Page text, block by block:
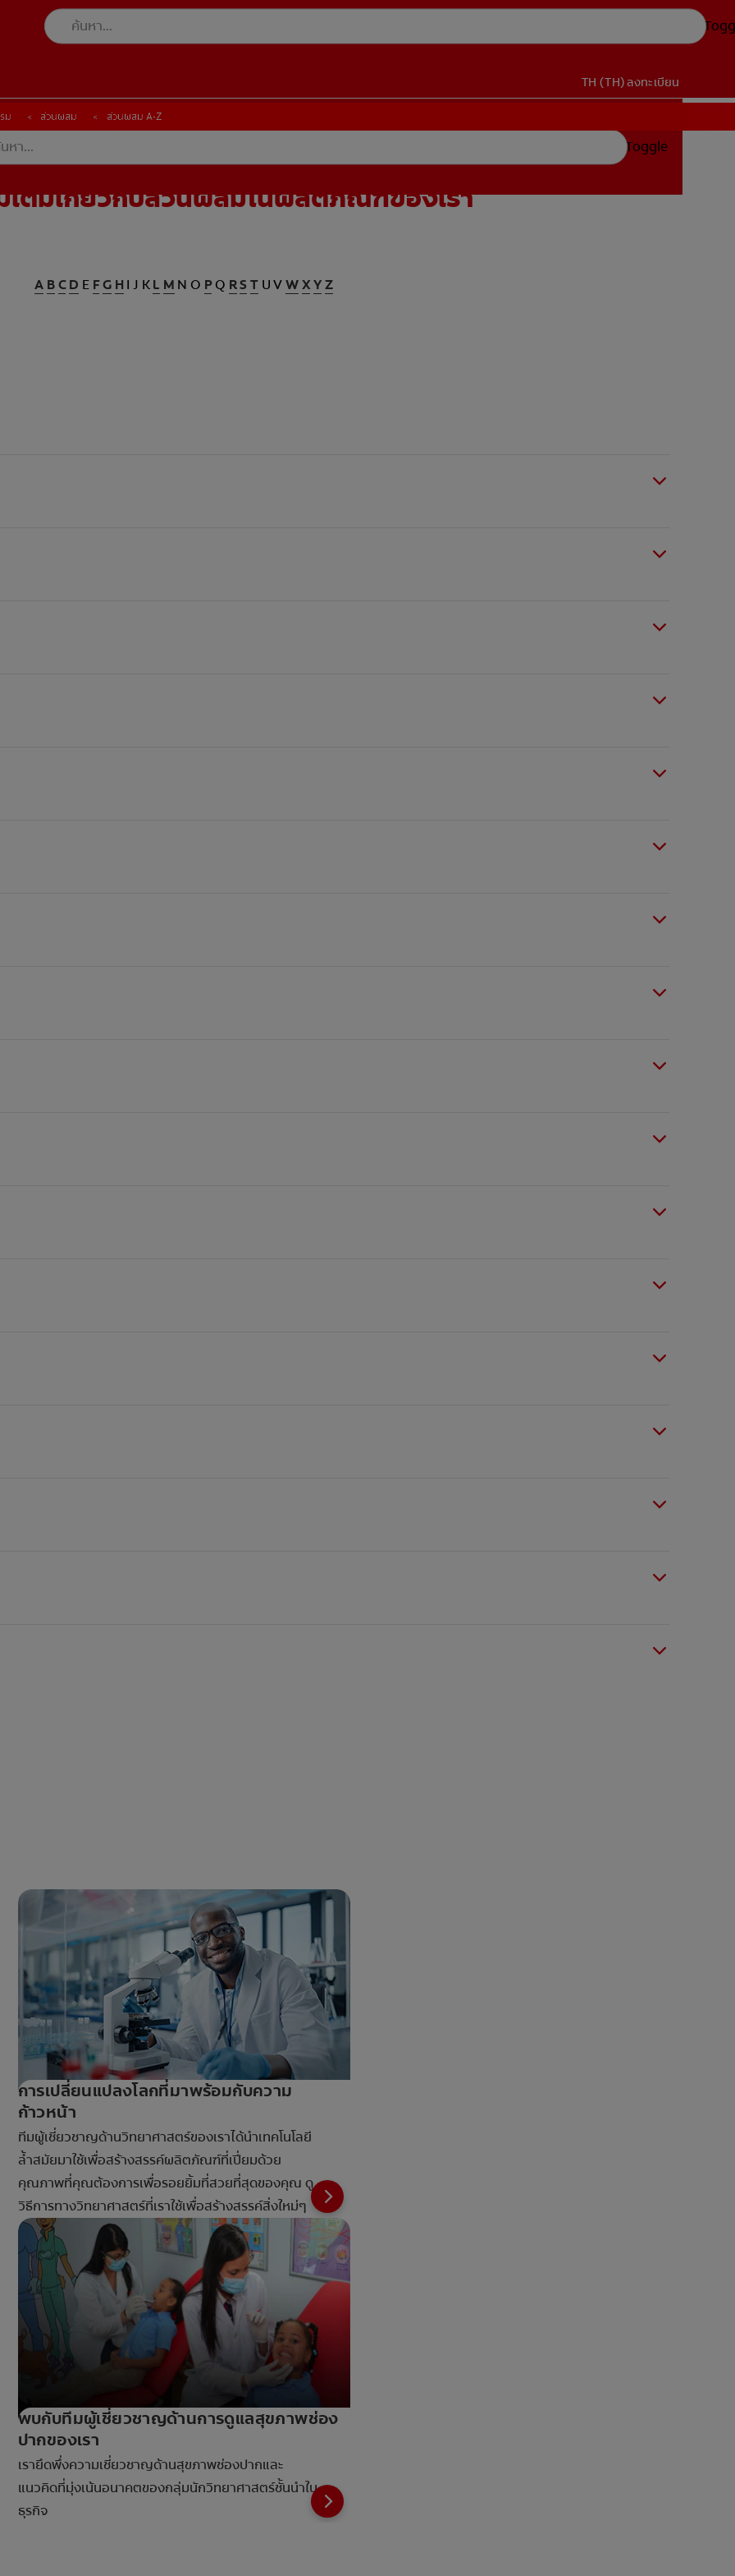
TH (TH)ลงทะเบียน
Toggle
ม ส่วนผสม ส่วนผสม A-Z
ม ส่วนผสม ส่วนผสม A-Z
เติมเกี่ยวกับส่วนผสมในผลิตภัณฑ์ของเรา
A BC D E FG H I J KL M N O PQ RSTU VW XYZ
การเปลี่ยนแปลงโลกที่มาพร้อมกับความ
ก้าวหน้า
ทีมผู้เชี่ยวชาญด้านวิทยาศาสตร์ของเราได้นำเทคโนโลยี
ล้ำสมัยมาใช้เพื่อสร้างสรรค์ผลิตภัณฑ์ที่เปี่ยมด้วย
คุณภาพที่คุณต้องการเพื่อรอยยิ้มที่สวยที่สุดของคุณ ดู
วิธีการทางวิทยาศาสตร์ที่เราใช้เพื่อสร้างสรรค์สิ่งใหม่ๆ
พบกับทีมผู้เชี่ยวชาญด้านการดูแลสุขภาพช่อง
ปากของเรา
เรายึดพึ่งความเชี่ยวชาญด้านสุขภาพช่องปากและ
แนวคิดที่มุ่งเน้นอนาคตของกลุ่มนักวิทยาศาสตร์ชั้นนำใน
ธุรกิจ